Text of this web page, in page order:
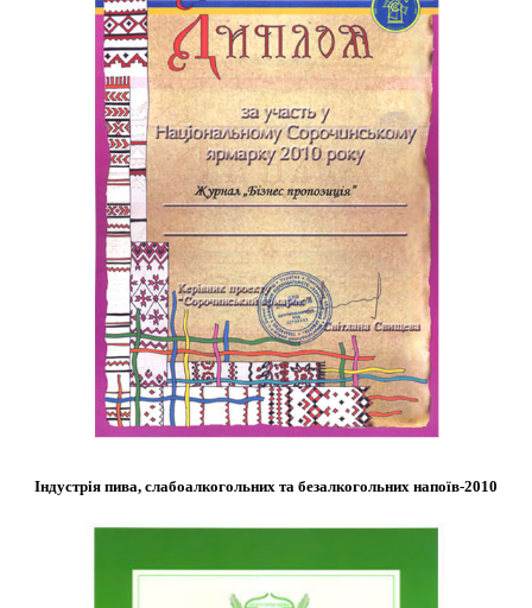
Індустрія пива, слабоалкогольних та безалкогольних напоїв-2010